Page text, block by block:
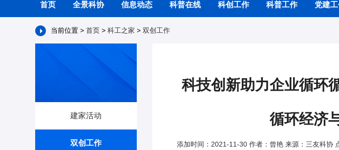
首页 全景科协 信息动态 科普在线 科创工作 科普工作 党建
当前位置 > 首页 > 科工之家 > 双创工作
建家活动
双创工作
科技创新助力企业循环
循环经济
添加时间：2021-11-30 作者：曾艳 来源：三友科协